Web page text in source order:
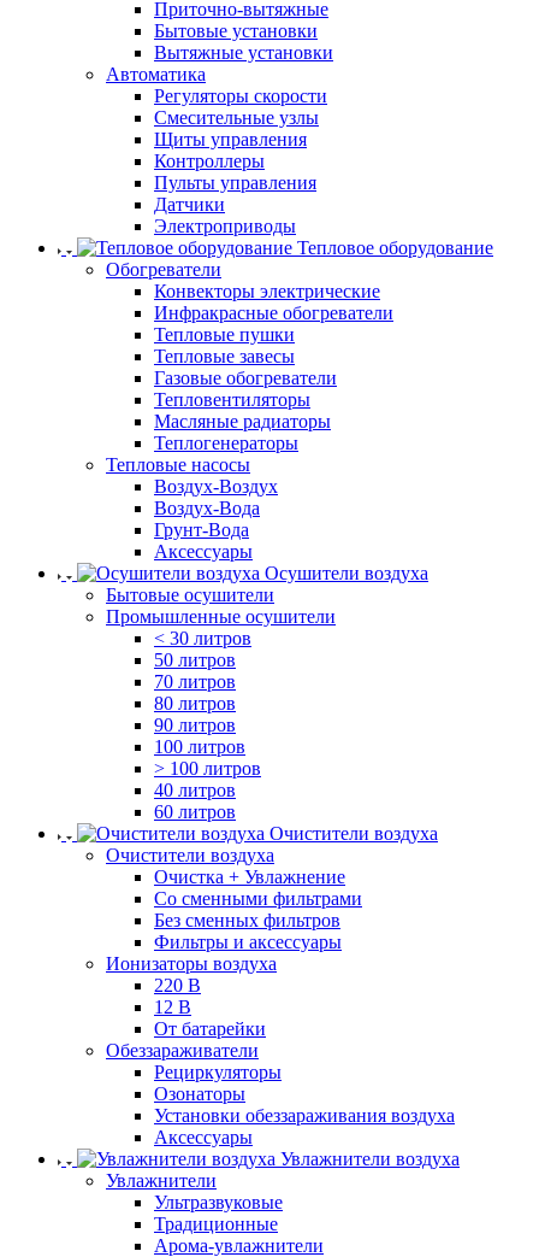
Приточно-вытяжные
Бытовые установки
Вытяжные установки
Автоматика
Регуляторы скорости
Смесительные узлы
Щиты управления
Контроллеры
Пульты управления
Датчики
Электроприводы
Тепловое оборудование
Обогреватели
Конвекторы электрические
Инфракрасные обогреватели
Тепловые пушки
Тепловые завесы
Газовые обогреватели
Тепловентиляторы
Масляные радиаторы
Теплогенераторы
Тепловые насосы
Воздух-Воздух
Воздух-Вода
Грунт-Вода
Аксессуары
Осушители воздуха
Бытовые осушители
Промышленные осушители
< 30 литров
50 литров
70 литров
80 литров
90 литров
100 литров
> 100 литров
40 литров
60 литров
Очистители воздуха
Очистители воздуха
Очистка + Увлажнение
Cо сменными фильтрами
Без сменных фильтров
Фильтры и аксессуары
Ионизаторы воздуха
220 В
12 В
От батарейки
Обеззараживатели
Рециркуляторы
Озонаторы
Установки обеззараживания воздуха
Аксессуары
Увлажнители воздуха
Увлажнители
Ультразвуковые
Традиционные
Арома-увлажнители